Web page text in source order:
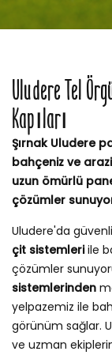
Uludere Tel
Kapıları
Şırnak Uludere
bahçeniz ve
uzun ömürlü
çözümler
Uludere'da
çit sistemleriile
çözümler
sistemlerinden
yelpazemiz ile
görünüm sağlar.
ve uzman